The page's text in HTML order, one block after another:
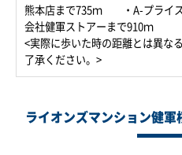
熊本店まで735ｍ ・A-プライ
会社健軍ストアーまで910ｍ
<実際に歩いた時の距離とは異な
了承ください。>
ライオンズマンション健